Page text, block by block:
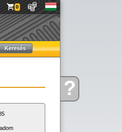
Kérdése?
0